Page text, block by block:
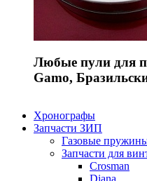
Любые пули для
Gamo,
Хронографы
Запчасти ЗИП
Газовые
Запчасти для
Crosman
Diana